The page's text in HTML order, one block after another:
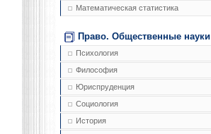
Математическая статистика
Право. Общественные науки
Психология
Философия
Юриспруденция
Социология
История